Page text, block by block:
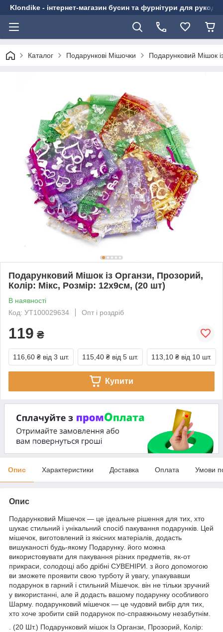
Klondike - інтернет-магазин бусин та фурнітури для
Каталог Подарункові Мішочки Подарунковий Мішок
Подарунковий Мішок із Органзи, Прозорий,
Колір: Мікс, Розмір: 12х9см, (20 шт)
В наявності
Код: УТ100029634
Опт і роздріб
119 ₴
116,60 ₴ від 3 шт. 115,40 ₴ від 5 шт. 113,10 ₴ від 10 шт.
Купити
Опис Характеристики Доставка Оплата Умови
Опис
Подарунковий Мішечок — це ідеальне рішення для тих, хто
шукає стильний і унікальний спосіб пакування подарунків. Цей
мішечок, виготовлений із якісних матеріалів, додасть
вишуканості будь-якому Подарунку. його можна
використовувати для пакування різних предметів, як-от
прикраси, солодощі або дрібні СУВЕНІРИ. з його допомогою
ви зможете проявити свою турботу й увагу, упакувавши
подарунок в гарний і стильний Мішечок. він не тільки зручний
у використанні, але й додасть вашому подарунку особливого
Шарму. подарунковий мішечок — це чудовий вибір для тих,
хто хоче зробити свій подарунок по-справжньому незабутнім.
. (20 Шт.) Подарунковий мішок Із Органзи, Прозорий, Колір: